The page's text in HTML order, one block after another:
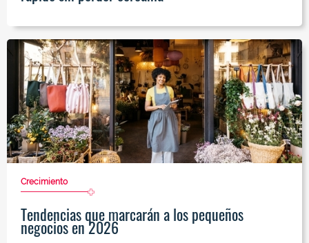
Crecimiento
Tendencias que marcarán a los pequeños
negocios en 2026